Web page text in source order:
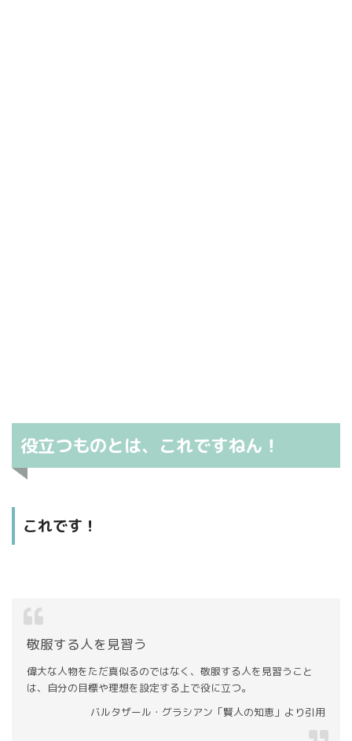
役立つものとは、これですねん！
これです！
敬服する人を見習う
偉大な人物をただ真似るのではなく、敬服する人を見習うこと
は、自分の目標や理想を設定する上で役に立つ。
バルタザール・グラシアン「賢人の知恵」より引用